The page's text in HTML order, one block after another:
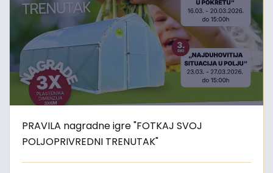
PRAVILA nagradne igre "FOTKAJ SVOJ
POLJOPRIVREDNI TRENUTAK"